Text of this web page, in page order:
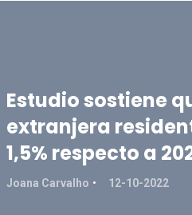
Estudio sostiene
extranjera
1,5% respecto a
Joana Carvalho 12-10-2022